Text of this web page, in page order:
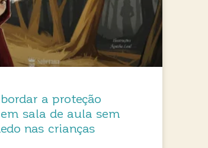
a proteção
sala de aula sem
nas crianças